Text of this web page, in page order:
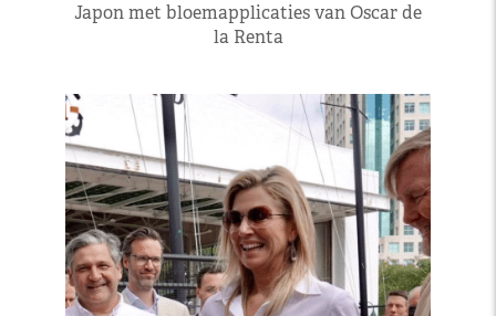
Japon met bloemapplicaties van Oscar de
la Renta